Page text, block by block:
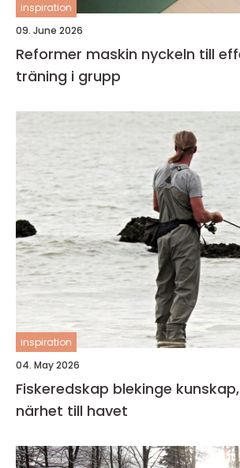
inspiration
09. June 2026
Reformer maskin nyckeln till effektiv, modern
träning i grupp
inspiration
04. May 2026
Fiskeredskap blekinge kunskap, kvalitet och
närhet till havet